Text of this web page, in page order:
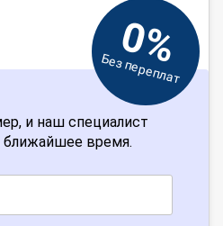
0%
Без переплат
и наш специалист
время.